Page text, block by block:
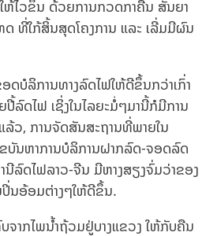
ຫ້ໄວຂຶ້ນ ດ້ວຍການກວດກາຄືນ ສັນຍາ
ດ ທີ່ໃກ້ສິ້ນສຸດໂຄງການ ແລະ ເລີ່ມມີຜົນ
ບໍລິການທາງລົດໄຟໃຫ້ດີຂຶ້ນກວ່າເກົ່າ
ປີ້ລົດໄຟ ເຊິ່ງໃນໄລຍະມໍ່ໆມານີ້ກໍມີການ
ວ, ການຈັດສັນສະຖານທີ່ພາຍໃນ
ບັນຫາການບໍລິການຝາກລົດ-ຈອດລົດ
ນີລົດໄຟລາວ-ຈີນ ມີຫາງສຽງຈົ່ມວ່າຂອງ
ນອ້ອມຕ່າງໆໃຫ້ດີຂຶ້ນ.
າກໄພນໍ້າຖ້ວມຢູ່ບາງແຂວງ ໃຫ້ກັບຄືນ